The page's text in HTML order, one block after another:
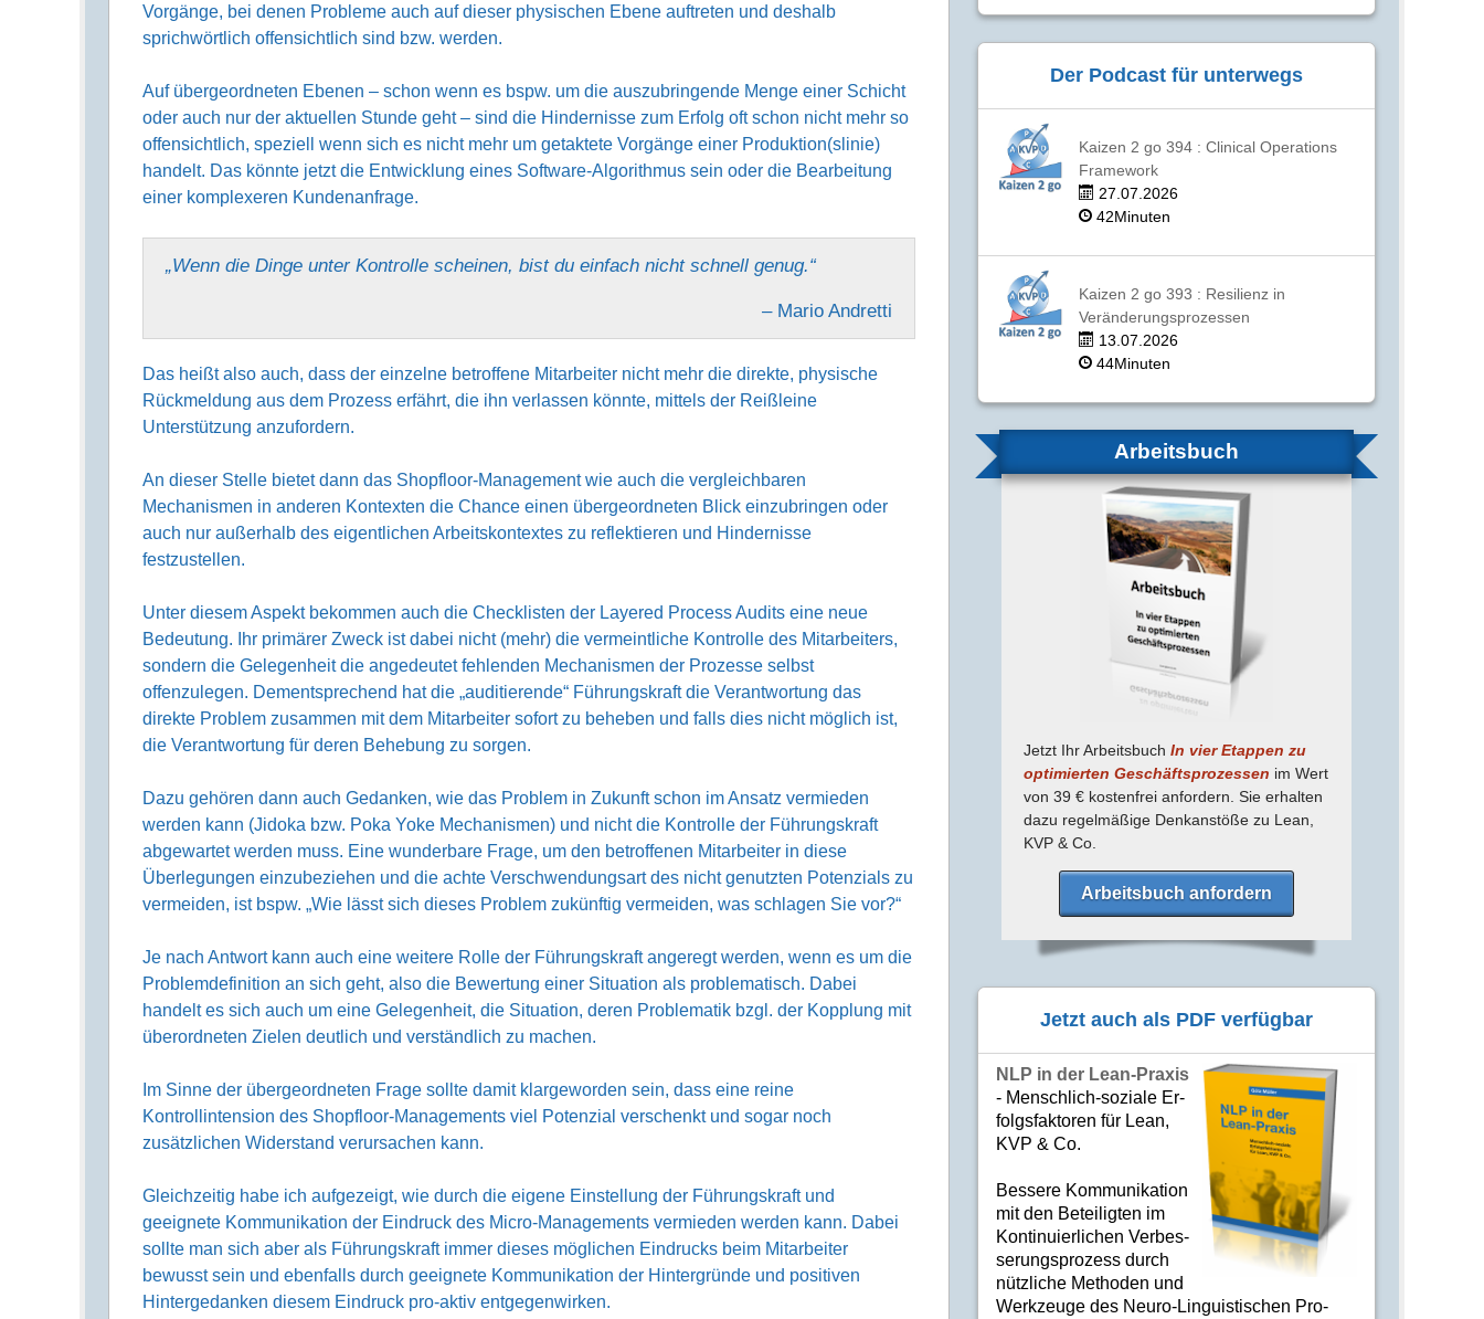
Vorgänge, bei denen Probleme auch auf dieser physischen Ebene auftreten und deshalb
sprichwörtlich offensichtlich sind bzw. werden.
Auf übergeordneten Ebenen – schon wenn es bspw. um die auszubringende Menge einer Schicht
oder auch nur der aktuellen Stunde geht – sind die Hindernisse zum Erfolg oft schon nicht mehr so
offensichtlich, speziell wenn sich es nicht mehr um getaktete Vorgänge einer Produktion(slinie)
handelt. Das könnte jetzt die Entwicklung eines Software-Algorithmus sein oder die Bearbeitung
einer komplexeren Kundenanfrage.
„Wenn die Dinge unter Kontrolle scheinen, bist du einfach nicht schnell genug.“
– Mario Andretti
Das heißt also auch, dass der einzelne betroffene Mitarbeiter nicht mehr die direkte, physische
Rückmeldung aus dem Prozess erfährt, die ihn verlassen könnte, mittels der Reißleine
Unterstützung anzufordern.
An dieser Stelle bietet dann das Shopfloor-Management wie auch die vergleichbaren
Mechanismen in anderen Kontexten die Chance einen übergeordneten Blick einzubringen oder
auch nur außerhalb des eigentlichen Arbeitskontextes zu reflektieren und Hindernisse
festzustellen.
Unter diesem Aspekt bekommen auch die Checklisten der Layered Process Audits eine neue
Bedeutung. Ihr primärer Zweck ist dabei nicht (mehr) die vermeintliche Kontrolle des Mitarbeiters,
sondern die Gelegenheit die angedeutet fehlenden Mechanismen der Prozesse selbst
offenzulegen. Dementsprechend hat die „auditierende“ Führungskraft die Verantwortung das
direkte Problem zusammen mit dem Mitarbeiter sofort zu beheben und falls dies nicht möglich ist,
die Verantwortung für deren Behebung zu sorgen.
Dazu gehören dann auch Gedanken, wie das Problem in Zukunft schon im Ansatz vermieden
werden kann (Jidoka bzw. Poka Yoke Mechanismen) und nicht die Kontrolle der Führungskraft
abgewartet werden muss. Eine wunderbare Frage, um den betroffenen Mitarbeiter in diese
Überlegungen einzubeziehen und die achte Verschwendungsart des nicht genutzten Potenzials zu
vermeiden, ist bspw. „Wie lässt sich dieses Problem zukünftig vermeiden, was schlagen Sie vor?“
Je nach Antwort kann auch eine weitere Rolle der Führungskraft angeregt werden, wenn es um die
Problemdefinition an sich geht, also die Bewertung einer Situation als problematisch. Dabei
handelt es sich auch um eine Gelegenheit, die Situation, deren Problematik bzgl. der Kopplung mit
überordneten Zielen deutlich und verständlich zu machen.
Im Sinne der übergeordneten Frage sollte damit klargeworden sein, dass eine reine
Kontrollintension des Shopfloor-Managements viel Potenzial verschenkt und sogar noch
zusätzlichen Widerstand verursachen kann.
Gleichzeitig habe ich aufgezeigt, wie durch die eigene Einstellung der Führungskraft und
geeignete Kommunikation der Eindruck des Micro-Managements vermieden werden kann. Dabei
sollte man sich aber als Führungskraft immer dieses möglichen Eindrucks beim Mitarbeiter
bewusst sein und ebenfalls durch geeignete Kommunikation der Hintergründe und positiven
Hintergedanken diesem Eindruck pro-aktiv entgegenwirken.
Der Podcast für unterwegs
Kaizen 2 go 394 : Clinical Operations
Framework
27.07.2026
42Minuten
Kaizen 2 go 393 : Resilienz in
Veränderungsprozessen
13.07.2026
44Minuten
Arbeitsbuch
Jetzt Ihr Arbeitsbuch In vier Etappen zu
optimierten Geschäfts­prozessen im Wert
von 39 € kostenfrei anfordern. Sie erhalten
dazu regel­mäßige Denk­anstöße zu Lean,
KVP & Co.
Arbeitsbuch anfordern
Jetzt auch als PDF verfügbar
NLP in der Lean-Praxis
- Mensch­lich-soziale Er­
folgs­fak­to­ren für Lean,
KVP & Co.
Bes­se­re Kom­­mu­­ni­ka­tion
mit den Betei­lig­ten im
Kon­ti­nuier­li­chen Ver­bes­
se­rungs­­pro­­zess durch
nütz­­liche Me­­tho­­den und
Werk­­zeuge des Neuro-Linguis­­ti­schen Pro­­